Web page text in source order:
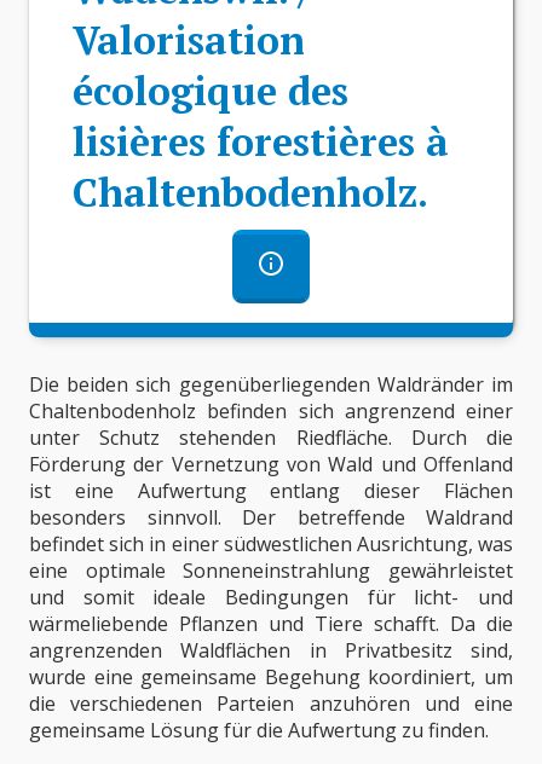
Valorisation
écologique des
lisières forestières à
Chaltenbodenholz.
Die beiden sich gegenüberliegenden Waldränder im
Chaltenbodenholz befinden sich angrenzend einer
unter Schutz stehenden Riedfläche. Durch die
Förderung der Vernetzung von Wald und Offenland
ist eine Aufwertung entlang dieser Flächen
besonders sinnvoll. Der betreffende Waldrand
befindet sich in einer südwestlichen Ausrichtung, was
eine optimale Sonneneinstrahlung gewährleistet
und somit ideale Bedingungen für licht- und
wärmeliebende Pflanzen und Tiere schafft. Da die
angrenzenden Waldflächen in Privatbesitz sind,
wurde eine gemeinsame Begehung koordiniert, um
die verschiedenen Parteien anzuhören und eine
gemeinsame Lösung für die Aufwertung zu finden.